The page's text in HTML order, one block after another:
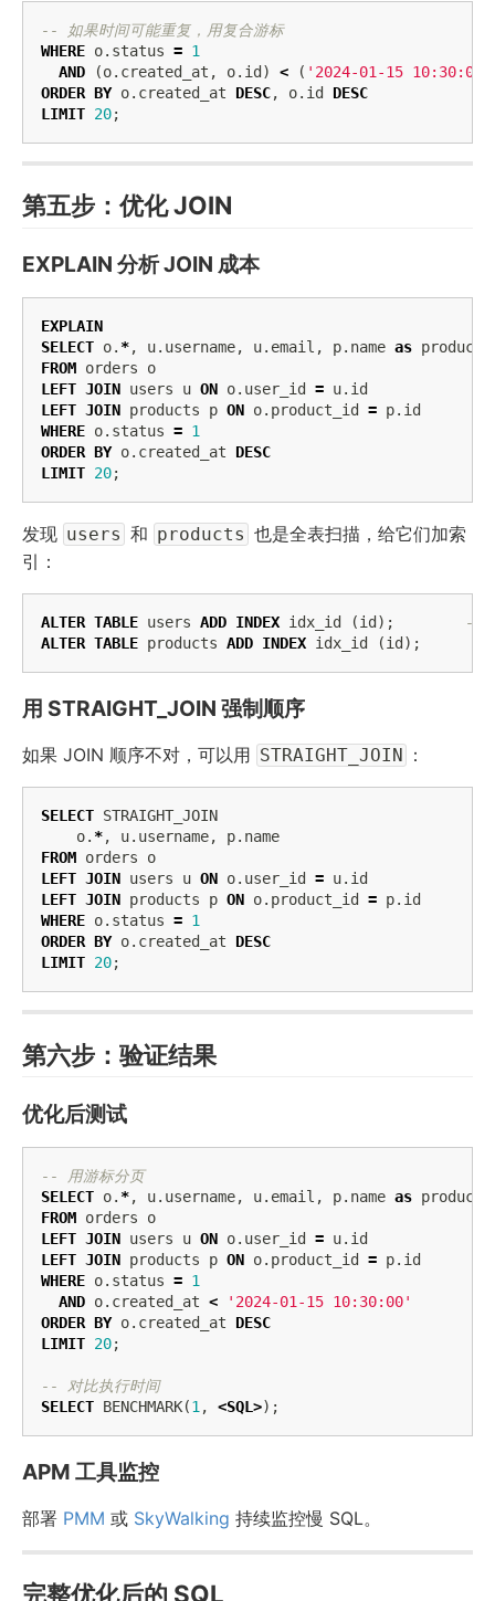
-- 如果时间可能重复，用复合游标
WHERE o. status = 1
AND
(o. created_at , o. id ) < ( '2024-01-15 10:30:00'
ORDER BY o. created_at DESC, o. id
DESC
LIMIT 20;
第五步：优化 JOIN
EXPLAIN 分析 JOIN 成本
EXPLAIN
SELECT o. *, u. username, u. email , p. name as
FROM orders
o
LEFT JOIN users u ON o. user_id = u. id
LEFT JOIN products p ON o. product_id = p. id
WHERE o. status = 1
ORDER BY o. created_at
DESC
LIMIT 20;
发现 users 和 products 也是全表扫描，给它们加索
引：
ALTER TABLE users ADD INDEX idx_id (id );
--
ALTER TABLE products ADD INDEX idx_id (id );
用 STRAIGHT_JOIN 强制顺序
如果 JOIN 顺序不对，可以用 STRAIGHT_JOIN ：
SELECT STRAIGHT_JOIN
o. *, u. username, p. name
FROM orders
o
LEFT JOIN users u ON o. user_id = u. id
LEFT JOIN products p ON o. product_id = p. id
WHERE o. status = 1
ORDER BY o. created_at
DESC
LIMIT 20;
第六步：验证结果
优化后测试
-- 用游标分页
SELECT o. *, u. username, u. email , p. name as
FROM orders
o
LEFT JOIN users u ON o. user_id = u. id
LEFT JOIN products p ON o. product_id = p. id
WHERE o. status = 1
AND o. created_at <
'2024-01-15 10:30:00'
ORDER BY o. created_at
DESC
LIMIT 20;
-- 对比执行时间
SELECT BENCHMARK(1 , <SQL >);
APM 工具监控
部署 PMM 或 SkyWalking 持续监控慢 SQL。
完整优化后的 SQL